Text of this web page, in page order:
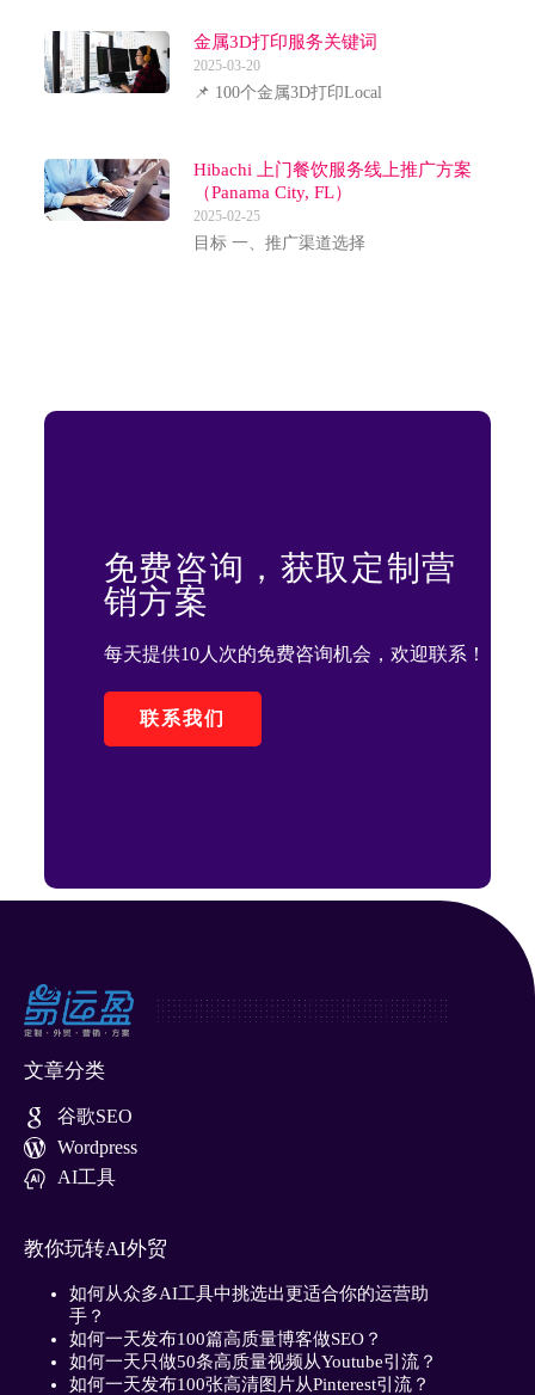
金属3D打印服务关键词
2025-03-20
📌 100个金属3D打印Local
Hibachi 上门餐饮服务线上推广方案
（Panama City, FL）
2025-02-25
目标 一、推广渠道选择
免费咨询，获取定制营
销方案
每天提供10人次的免费咨询机会，欢迎联系！
联系我们
文章分类
谷歌SEO
Wordpress
AI工具
教你玩转AI外贸
如何从众多AI工具中挑选出更适合你的运营助
手？
如何一天发布100篇高质量博客做SEO？
如何一天只做50条高质量视频从Youtube引流？
如何一天发布100张高清图片从Pinterest引流？